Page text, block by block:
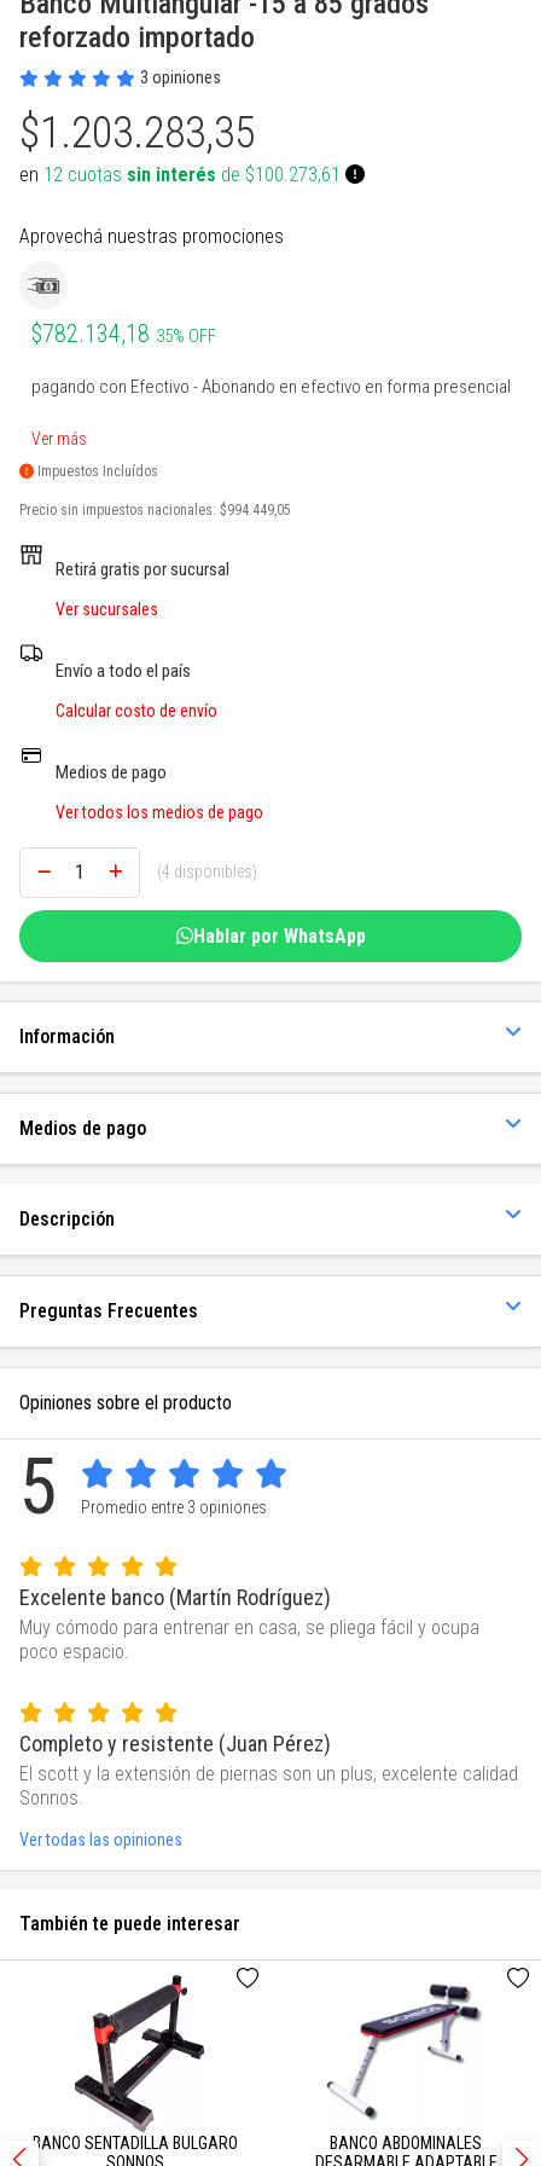
PROTECCIONES BOXEO
ACCESORIOS BOXEO
PERA Y CIELO Y TIERRA
INDUMENTARIA BOXEO
RING DE BOXEO
Ver todos
SUPLEMENTOS NATURALES
COMBOS
Ver todos
INDUMENTARIA TERMICA
PILATES Y YOGA
REHABILITACION
OTROS ACCESORIOS
Ver todos
MARCACION Y COORDINACION
BOSU Y MINI BOSUS |
PROPOCIOCEPCION
PESAS RUSAS
STRAPS Y CINTURON RUSO
CALLERAS GUANTES Y
PROTECCIONES
Ver todos
TENIS DE MESA
VOLEY
BOLSOS PORTA PELOTAS
PADDLE
BOLSOS Y MOCHILAS
PATINES Y AFINES
PELOTAS COLEGIALES
RUGBY Y FUTBOL AMERICANO
INFLADORES Y SILBATOS
INDUMENTARIA Y MEDIAS
SOGAS Y OTROS
Ver todos
reforzado importado
3 opiniones
$1.203.283,35
en 12 cuotas sin interés de $100.273,61
Aprovechá nuestras promociones
$782.134,18 35% OFF
pagando con Efectivo - Abonando en efectivo en forma presencial
Ver más
Impuestos Incluídos
Precio sin impuestos nacionales: $994.449,05
Retirá gratis por sucursal
Ver sucursales
Envío a todo el país
Calcular costo de envío
Medios de pago
Ver todos los medios de pago
(4 disponibles)
Hablar por WhatsApp
Información
Medios de pago
Descripción
Preguntas Frecuentes
Opiniones sobre el producto
5 Promedio entre 3 opiniones
Excelente banco (Martín Rodríguez)
Muy cómodo para entrenar en casa, se pliega fácil y ocupa
poco espacio.
Completo y resistente (Juan Pérez)
El scott y la extensión de piernas son un plus, excelente calidad
Sonnos.
Ver todas las opiniones
También te puede interesar
BANCO SENTADILLA BULGARO
BANCO ABDOMINALES